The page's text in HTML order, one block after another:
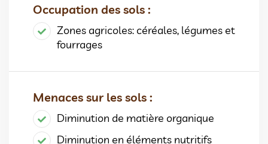
Occupation des sols :
Zones agricoles: céréales, légumes et
fourrages
Menaces sur les sols :
Diminution de matière organique
Diminution en éléments nutritifs